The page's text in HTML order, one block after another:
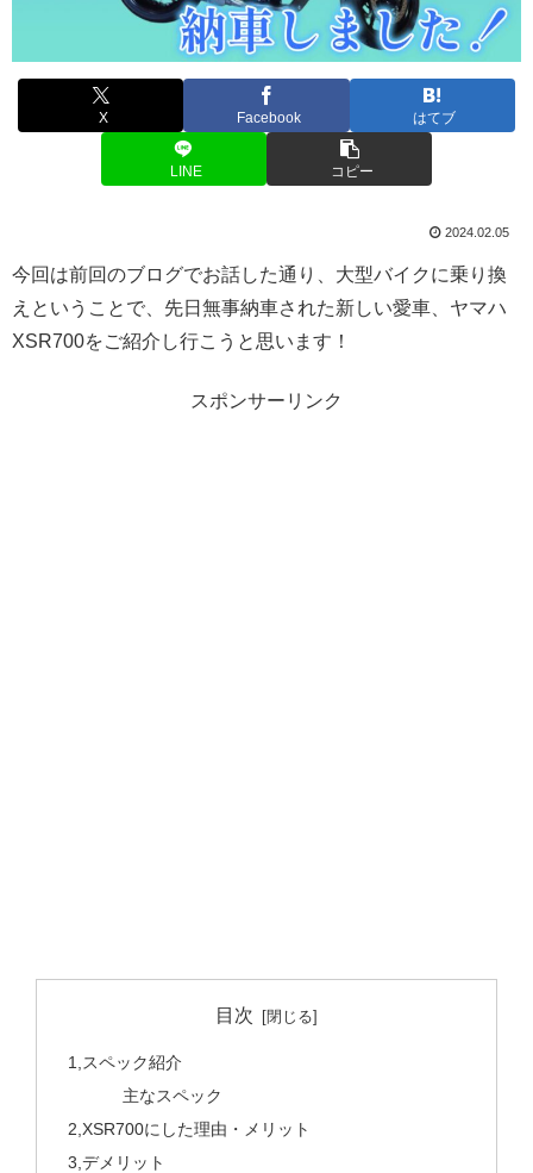
X Facebook はてブ
LINE コピー
2024.02.05
今回は前回のブログでお話した通り、大型バイクに乗り換
えということで、先日無事納車された新しい愛車、ヤマハ
XSR700をご紹介し行こうと思います！
スポンサーリンク
目次
1,スペック紹介
主なスペック
2,XSR700にした理由・メリット
3,デメリット